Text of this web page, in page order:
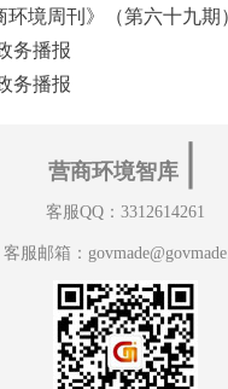
务播报
务播报
营商环境智库
客服QQ：3312614261
客服邮箱：